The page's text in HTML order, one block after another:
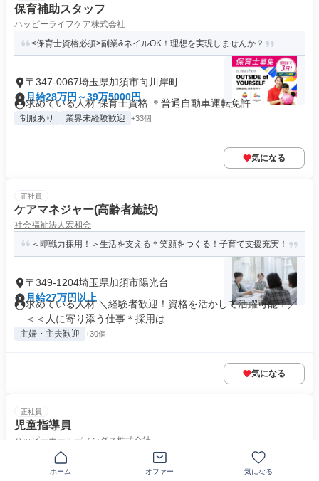
保育補助スタッフ
ハッピーライフケア株式会社
<保育士資格必須>副業&ネイルOK！理想を実現しませんか？
〒347-0067埼玉県加須市向川岸町
月給28万円～39万5000円
求めている人材 保育士資格 ＊普通自動車運転免許
制服あり 業界未経験歓迎 +33個
気になる
正社員
ケアマネジャー(高齢者施設)
社会福祉法人宏和会
＜即戦力採用！＞生活を支える＊笑顔をつくる！子育て支援充実！
〒349-1204埼玉県加須市陽光台
月給27万円以上
求めている人材 ＼経験者歓迎！資格を活かして活躍可能！／
＜＜人に寄り添う仕事＊採用は...
主婦・主夫歓迎 +30個
気になる
正社員
児童指導員
ハッピーホールディングス株式会社
教員免許等必須／副業・ネイルOK！残業の少ない職場で活躍！
ホーム オファー 気になる